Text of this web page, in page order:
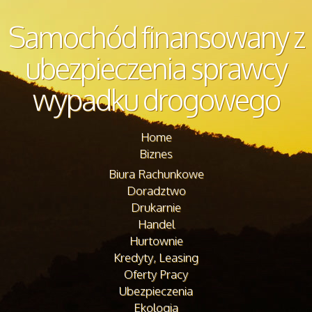
Samochód finansowany z
ubezpieczenia sprawcy
wypadku drogowego
Home
Biznes
Biura Rachunkowe
Doradztwo
Drukarnie
Handel
Hurtownie
Kredyty, Leasing
Oferty Pracy
Ubezpieczenia
Ekologia